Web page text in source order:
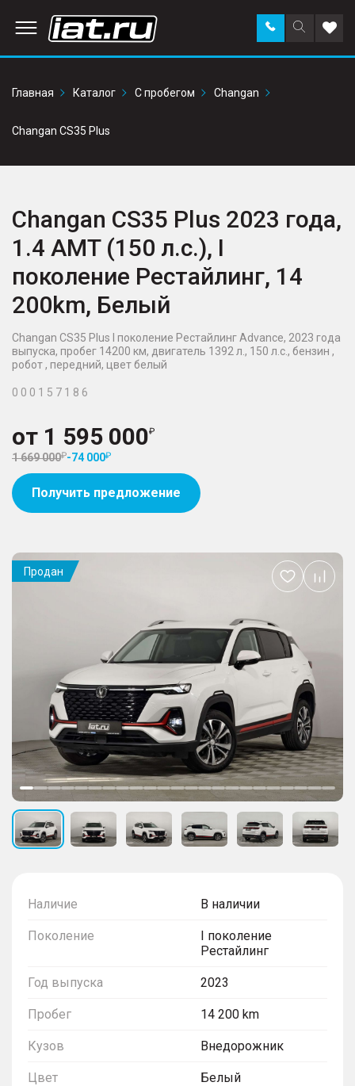
Поиск
по
Заказать
звонок в
Главная
Каталог С пробегом Changan
Changan CS35 Plus
Changan CS35 Plus 2023 года,
1.4 AMT (150 л.с.), I
поколение Рестайлинг, 14
200km, Белый
Changan CS35 Plus I поколение Рестайлинг Advance, 2023 года
выпуска, пробег 14200 км, двигатель 1392 л., 150 л.с., бензин ,
робот , передний, цвет белый
0 0 0 1 5 7 1 8 6
от 1 595 000
1 669 000 -74 000
Получить предложение
Наличие В наличии
Поколение
I поколение
Рестайлинг
Год выпуска 2023
Пробег 14 200 km
Кузов Внедорожник
Цвет Белый
Продан
Добавить
в